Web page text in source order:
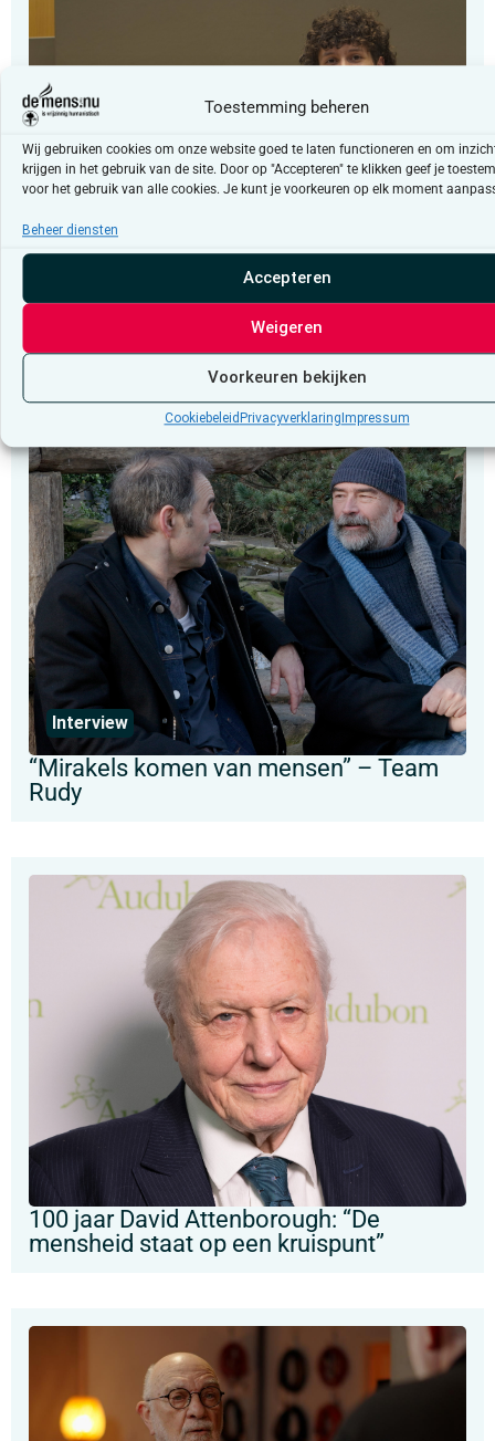
Toestemming beheren
Wij gebruiken cookies om onze website goed te laten functioneren en om
krijgen in het gebruik van de site. Door op "Accepteren" te klikken geef je
voor het gebruik van alle cookies. Je kunt je voorkeuren op elk moment
Beheer diensten
Accepteren
Weigeren
Voorkeuren bekijken
Cookiebeleid Privacyverklaring Impressum
“Deze wedstrijd kan zoveel mensen iets
Interview
“Mirakels komen van mensen” – Team
Rudy
100 jaar David Attenborough: “De
mensheid staat op een kruispunt”